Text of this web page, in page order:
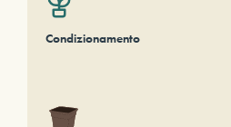
Condizionamento